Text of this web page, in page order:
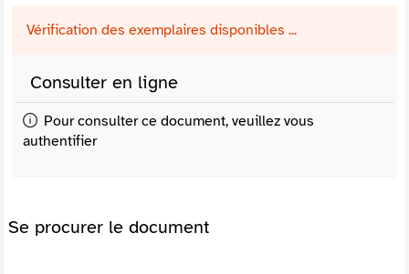
Vérification des exemplaires disponibles ...
Consulter en ligne
Pour consulter ce document, veuillez vous
authentifier
Se procurer le document